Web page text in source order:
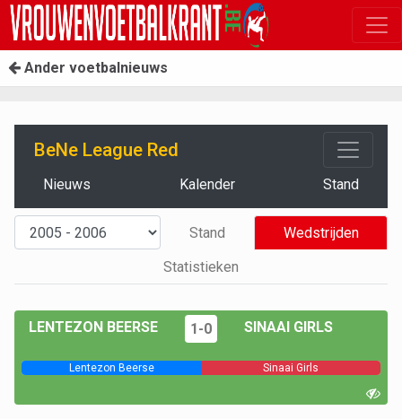
Ander voetbalnieuws
BeNe League Red
Nieuws Kalender Stand
Stand
Wedstrijden
Statistieken
LENTEZON BEERSE 1-0 SINAAI GIRLS
Lentezon Beerse Sinaai Girls